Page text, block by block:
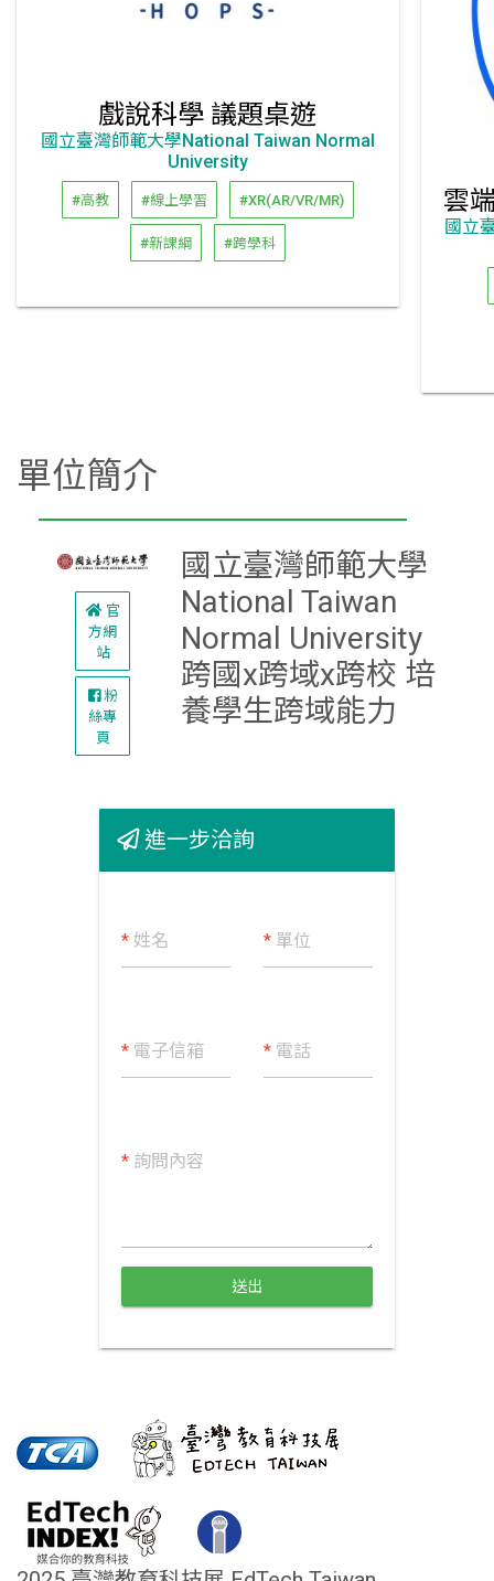
戲說科學 議題桌遊
國立臺灣師範大學National Taiwan Normal
University
#高教 #線上學習 #XR(AR/VR/MR)
#新課綱 #跨學科
國立
單位簡介
官
方網
站
粉
絲專
頁
國立臺灣師範大學
National Taiwan
Normal University
跨國x跨域x跨校 培
養學生跨域能力
進一步洽詢
*姓名 * 單位
*電子信箱 * 電話
*詢問內容
送出